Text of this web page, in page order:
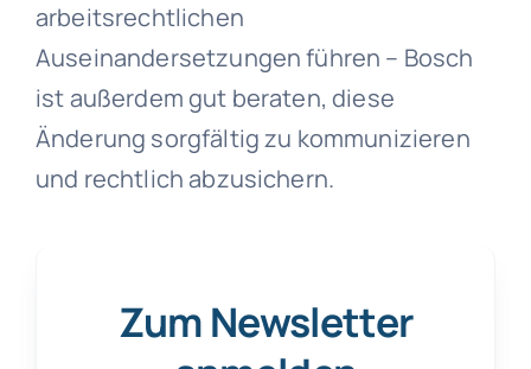
arbeitsrechtlichen
Auseinandersetzungen führen – Bosch
ist außerdem gut beraten, diese
Änderung sorgfältig zu kommunizieren
und rechtlich abzusichern.
Zum Newsletter